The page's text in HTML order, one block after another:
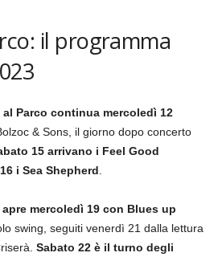
il programma
Parco continua mercoledì 12
& Sons, il giorno dopo concerto
15 arrivano i Feel Good
i Sea Shepherd.
mercoledì 19 con Blues up
swing, seguiti venerdì 21 dalla lettura
Sabato 22 è il turno degli